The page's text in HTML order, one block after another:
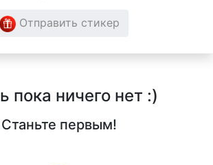
Отправить стикер
пока ничего нет :)
Станьте первым!